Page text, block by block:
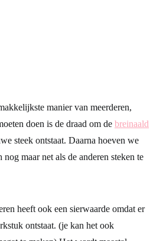
manier van meerderen,
doen is de draad om de breinaald
steek ontstaat. Daarna hoeven we
nog maar net als de anderen steken te
heeft ook een sierwaarde omdat er
ontstaat. (je kan het ook